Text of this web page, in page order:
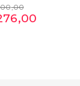
,00
,00